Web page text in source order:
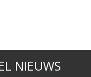
NIEUWS